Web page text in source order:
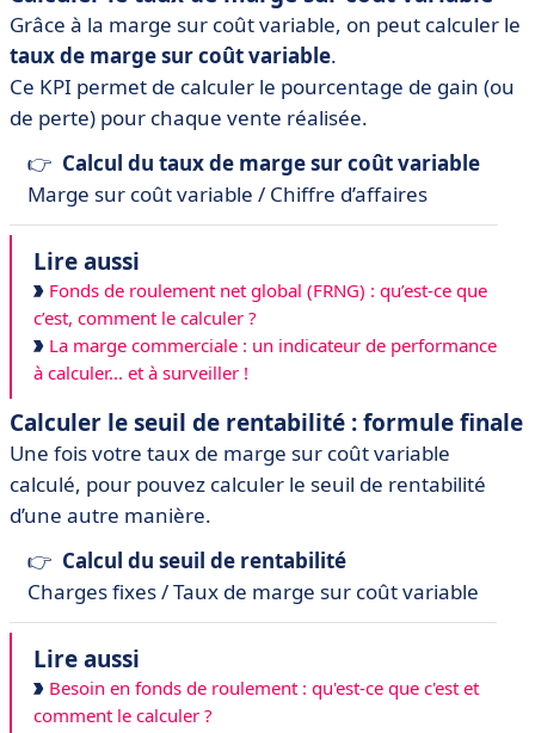
Grâce à la marge sur coût variable, on peut calculer le
taux de marge sur coût variable.
Ce KPI permet de calculer le pourcentage de gain (ou
de perte) pour chaque vente réalisée.
👉 Calcul du taux de marge sur coût variable
Marge sur coût variable / Chiffre d’affaires
Lire aussi
Fonds de roulement net global (FRNG) : qu’est-ce que
c’est, comment le calculer ?
La marge commerciale : un indicateur de performance
à calculer... et à surveiller !
Calculer le seuil de rentabilité : formule finale
Une fois votre taux de marge sur coût variable
calculé, pour pouvez calculer le seuil de rentabilité
d’une autre manière.
👉 Calcul du seuil de rentabilité
Charges fixes / Taux de marge sur coût variable
Lire aussi
Besoin en fonds de roulement : qu'est-ce que c'est et
comment le calculer ?